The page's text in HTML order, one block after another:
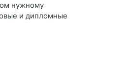
нужному
и дипломные